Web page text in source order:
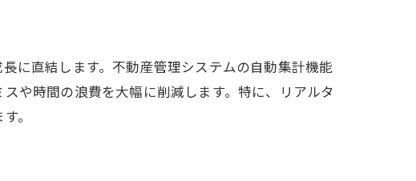
に直結します。不動産管理システムの自動集計機能
や時間の浪費を大幅に削減します。特に、リアルタ
。